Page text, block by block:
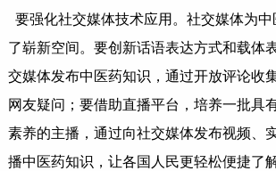
要强化社交媒体技术应用。社交媒体为
了崭新空间。要创新话语表达方式和载体
交媒体发布中医药知识，通过开放评论收
网友疑问；要借助直播平台，培养一批具
素养的主播，通过向社交媒体发布视频、
播中医药知识，让各国人民更轻松便捷了